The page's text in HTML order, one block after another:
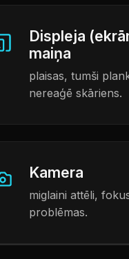
Displeja
maiņa
plaisas, tumši
nereaģē skāriens.
Kamera
miglaini attēli,
problēmas.